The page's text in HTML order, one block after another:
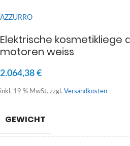
AZZURRO
Elektrische kosmetikliege
motoren weiss
2.064,38 €
inkl. 19 % MwSt. zzgl. Versandkosten
GEWICHT